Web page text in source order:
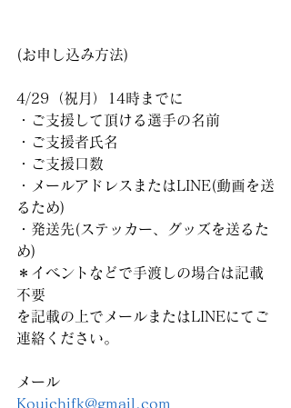
(お申し込み方法)
4/29（祝月）14時までに
・ご支援して頂ける選手の名前
・ご支援者氏名
・ご支援口数
・メールアドレスまたはLINE(動画を送
るため)
・発送先(ステッカー、グッズを送るた
め)
＊イベントなどで手渡しの場合は記載
不要
を記載の上でメールまたはLINEにてご
連絡ください。
メール
Kouichifk@gmail.com